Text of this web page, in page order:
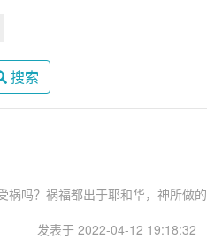
搜索
祸吗？祸福都出于耶和华，神所做的
发表于 2022-04-12 19:18:32